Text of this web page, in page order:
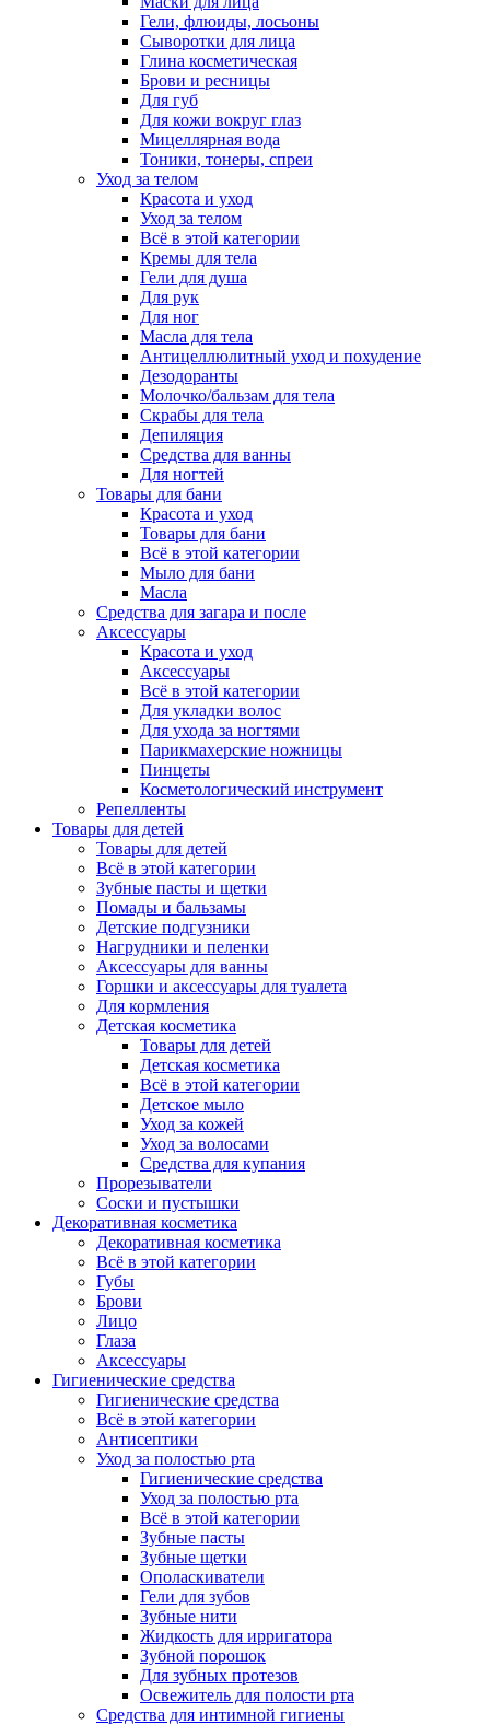
Гели, флюиды, лосьоны
Сыворотки для лица
Глина косметическая
Брови и ресницы
Для губ
Для кожи вокруг глаз
Мицеллярная вода
Тоники, тонеры, спреи
Уход за телом
Красота и уход
Уход за телом
Всё в этой категории
Кремы для тела
Гели для душа
Для рук
Для ног
Масла для тела
Антицеллюлитный уход и похудение
Дезодоранты
Молочко/бальзам для тела
Скрабы для тела
Депиляция
Средства для ванны
Для ногтей
Товары для бани
Красота и уход
Товары для бани
Всё в этой категории
Мыло для бани
Масла
Средства для загара и после
Аксессуары
Красота и уход
Аксессуары
Всё в этой категории
Для укладки волос
Для ухода за ногтями
Парикмахерские ножницы
Пинцеты
Косметологический инструмент
Репелленты
Товары для детей
Товары для детей
Всё в этой категории
Зубные пасты и щетки
Помады и бальзамы
Детские подгузники
Нагрудники и пеленки
Аксессуары для ванны
Горшки и аксессуары для туалета
Для кормления
Детская косметика
Товары для детей
Детская косметика
Всё в этой категории
Детское мыло
Уход за кожей
Уход за волосами
Средства для купания
Прорезыватели
Соски и пустышки
Декоративная косметика
Декоративная косметика
Всё в этой категории
Губы
Брови
Лицо
Глаза
Аксессуары
Гигиенические средства
Гигиенические средства
Всё в этой категории
Антисептики
Уход за полостью рта
Гигиенические средства
Уход за полостью рта
Всё в этой категории
Зубные пасты
Зубные щетки
Ополаскиватели
Гели для зубов
Зубные нити
Жидкость для ирригатора
Зубной порошок
Для зубных протезов
Освежитель для полости рта
Средства для интимной гигиены